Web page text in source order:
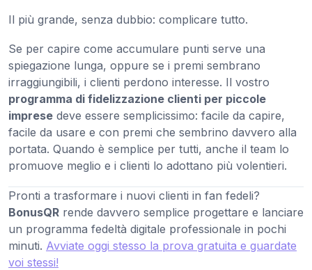
Il più grande, senza dubbio: complicare tutto.
Se per capire come accumulare punti serve una
spiegazione lunga, oppure se i premi sembrano
irraggiungibili, i clienti perdono interesse. Il vostro
programma di fidelizzazione clienti per piccole
imprese deve essere semplicissimo: facile da capire,
facile da usare e con premi che sembrino davvero alla
portata. Quando è semplice per tutti, anche il team lo
promuove meglio e i clienti lo adottano più volentieri.
Pronti a trasformare i nuovi clienti in fan fedeli?
BonusQR rende davvero semplice progettare e lanciare
un programma fedeltà digitale professionale in pochi
minuti. Avviate oggi stesso la prova gratuita e guardate
voi stessi!